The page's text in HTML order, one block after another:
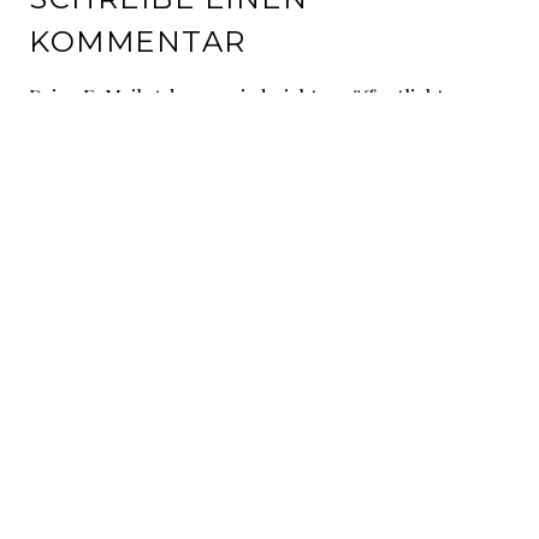
KOMMENTAR
Deine E-Mail-Adresse wird nicht veröffentlicht.